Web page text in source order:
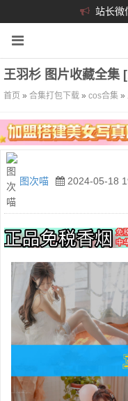
站长微
王羽杉 图片收藏全集
首页 » 合集打包下载 » cos合集 »
图次喵 2024-05-18